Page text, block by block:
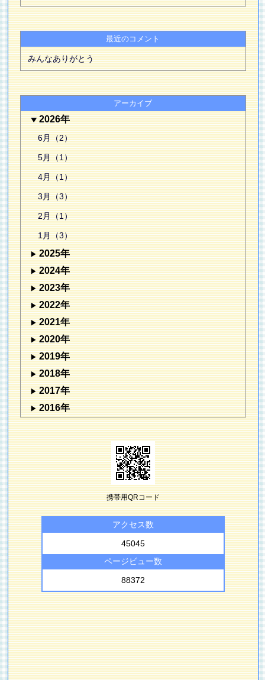
最近のコメント
みんなありがとう
アーカイブ
2026年
6月（2）
5月（1）
4月（1）
3月（3）
2月（1）
1月（3）
2025年
2024年
2023年
2022年
2021年
2020年
2019年
2018年
2017年
2016年
携帯用QRコード
アクセス数
45045
ページビュー数
88372